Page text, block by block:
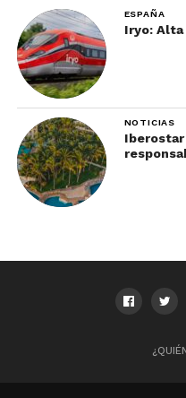
ESPAÑA
Iryo: Alta
NOTICIAS